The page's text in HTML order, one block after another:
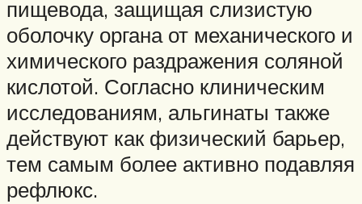
пищевода, защищая слизистую
оболочку органа от механического и
химического раздражения соляной
кислотой. Согласно клиническим
исследованиям, альгинаты также
действуют как физический барьер,
тем самым более активно подавляя
рефлюкс.